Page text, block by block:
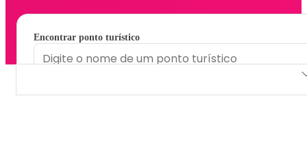
Encontrar ponto turístico